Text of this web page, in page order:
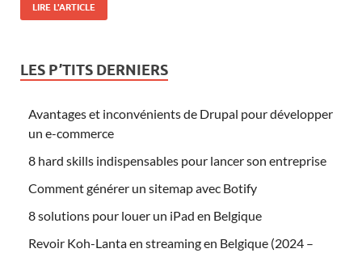
LIRE L'ARTICLE
LES P’TITS DERNIERS
Avantages et inconvénients de Drupal pour développer
un e-commerce
8 hard skills indispensables pour lancer son entreprise
Comment générer un sitemap avec Botify
8 solutions pour louer un iPad en Belgique
Revoir Koh-Lanta en streaming en Belgique (2024 –